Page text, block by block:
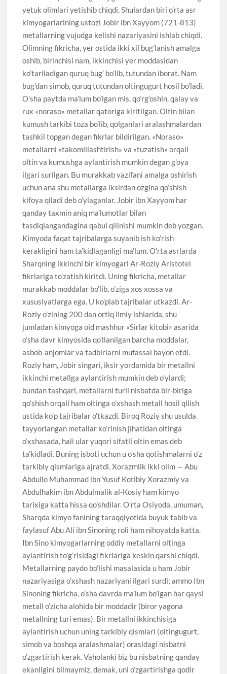
yetuk olimlari yetishib chiqdi. Shulardan biri o’rta asr
kimyogarlarining ustozi Jobir ibn Xayyom (721-813)
metallarning vujudga kelishi nazariyasini ishlab chiqdi.
Olimning fikricha, yer ostida ikki xil bug’lanish amalga
oshib, birinchisi nam, ikkinchisi yer moddasidan
ko’tariladigan quruq bug’ bo’lib, tutundan iborat. Nam
bug’dan simob, quruq tutundan oltingugurt hosil bo’ladi.
O’sha paytda ma’lum bo’lgan mis, qo’rg’oshin, qalay va
rux «noraso» metallar qatoriga kiritilgan. Oltin bilan
kumush tarkibi toza bo’lib, qolganlari aralashmalardan
tashkil topgan degan fikrlar bildirilgan. «Noraso»
metallarni «takomillashtirish» va «tuzatish» orqali
oltin va kumushga aylantirish mumkin degan g’oya
ilgari surilgan. Bu murakkab vazifani amalga oshirish
uchun ana shu metallarga iksirdan ozgina qo’shish
kifoya qiladi deb o’ylaganlar. Jobir ibn Xayyom har
qanday taxmin aniq ma’lumotlar bilan
tasdiqlangandagina qabul qilinishi mumkin deb yozgan.
Kimyoda faqat tajribalarga suyanib ish ko’rish
kerakligini ham ta’kidlaganligi ma’lum. O’rta asrlarda
Sharqning ikkinchi bir kimyogari Ar-Roziy Aristotel
fikrlariga to’zatish kiritdi. Uning fikricha, metallar
murakkab moddalar bo’lib, o’ziga xos xossa va
xususiyatlarga ega. U ko’plab tajribalar utkazdi. Ar-
Roziy o’zining 200 dan ortiq ilmiy ishlarida, shu
jumladan kimyoga oid mashhur «Sirlar kitobi» asarida
o’sha davr kimyosida qo’llanilgan barcha moddalar,
asbob-anjomlar va tadbirlarni mufassal bayon etdi.
Roziy ham, Jobir singari, iksir yordamida bir metallni
ikkinchi metallga aylantirish mumkin deb o’ylardi;
bundan tashqari, metallarni turli nisbatda bir-biriga
qo’shish orqali ham oltinga o’xshash metall hosil qilish
ustida ko’p tajribalar o’tkazdi. Biroq Roziy shu usulda
tayyorlangan metallar ko’rinish jihatidan oltinga
o’xshasada, hali ular yuqori sifatli oltin emas deb
ta’kidladi. Buning isboti uchun u o’sha qotishmalarni o’z
tarkibiy qismlariga ajratdi. Xorazmlik ikki olim — Abu
Abdullo Muhammad ibn Yusuf Kotibiy Xorazmiy va
Abdulhakim ibn Abdulmalik al-Kosiy ham kimyo
tarixiga katta hissa qo’shdilar. O’rta Osiyoda, umuman,
Sharqda kimyo fanining taraqqiyotida buyuk tabib va
faylasuf Abu Ali ibn Sinoning roli ham nihoyatda katta.
Ibn Sino kimyogarlarning oddiy metallarni oltinga
aylantirish to’g’risidagi fikrlariga keskin qarshi chiqdi.
Metallarning paydo bo’lishi masalasida u ham Jobir
nazariyasiga o’xshash nazariyani ilgari surdi; ammo Ibn
Sinoning fikricha, o’sha davrda ma’lum bo’lgan har qaysi
metall o’zicha alohida bir moddadir (biror yagona
metallning turi emas). Bir metallni ikkinchisiga
aylantirish uchun uning tarkibiy qismlari (oltingugurt,
simob va boshqa aralashmalar) orasidagi nisbatni
o’zgartirish kerak. Vaholanki biz bu nisbatning qanday
ekanligini bilmaymiz, demak, uni o’zgartirishga qodir